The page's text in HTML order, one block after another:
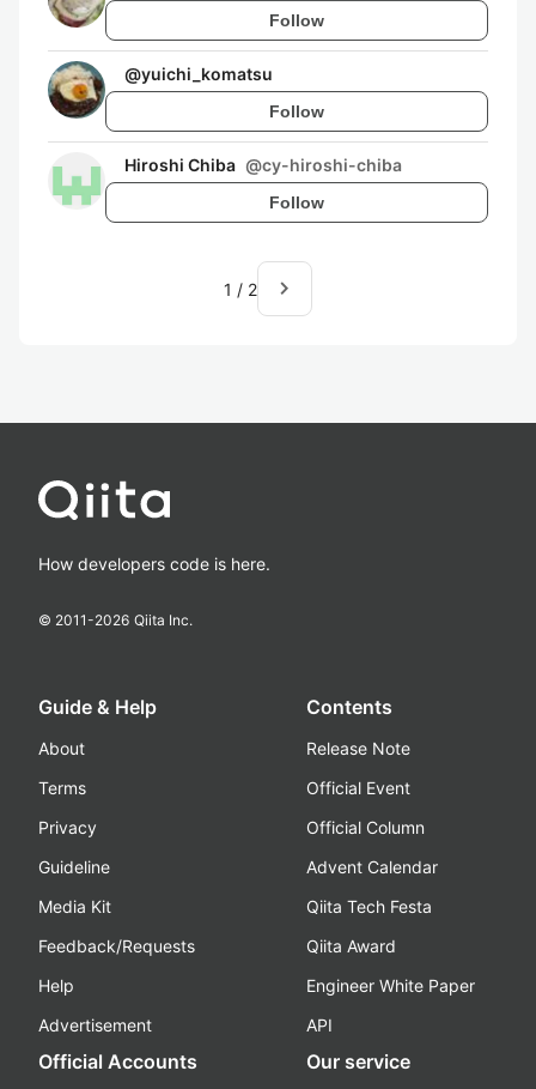
Follow
@yuichi_komatsu
Follow
Hiroshi Chiba @cy-hiroshi-chiba
Follow
1 / 2 navigate_next
How developers code is here.
© 2011-2026 Qiita Inc.
Guide & Help
About
Terms
Privacy
Guideline
Media Kit
Feedback/Requests
Help
Advertisement
Contents
Release Note
Official Event
Official Column
Advent Calendar
Qiita Tech Festa
Qiita Award
Engineer White Paper
API
Official Accounts Our service